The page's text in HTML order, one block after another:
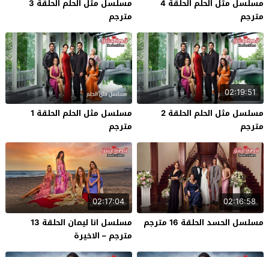
مسلسل مثل الحلم الحلقة 4
مترجم
مسلسل مثل الحلم الحلقة 3
مترجم
02:19:51
مسلسل مثل الحلم الحلقة 2
مترجم
مسلسل مثل الحلم الحلقة 1
مترجم
02:16:58
مسلسل الحسد الحلقة 16 مترجم
02:17:04
مسلسل انا ليمان الحلقة 13
مترجم – الاخيرة